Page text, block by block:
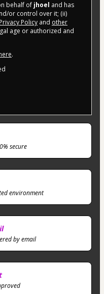
behalf of jhoel and has
or control over it; (ii)
Privacy Policy and other
age or authorized and
.
secure
environment
by email